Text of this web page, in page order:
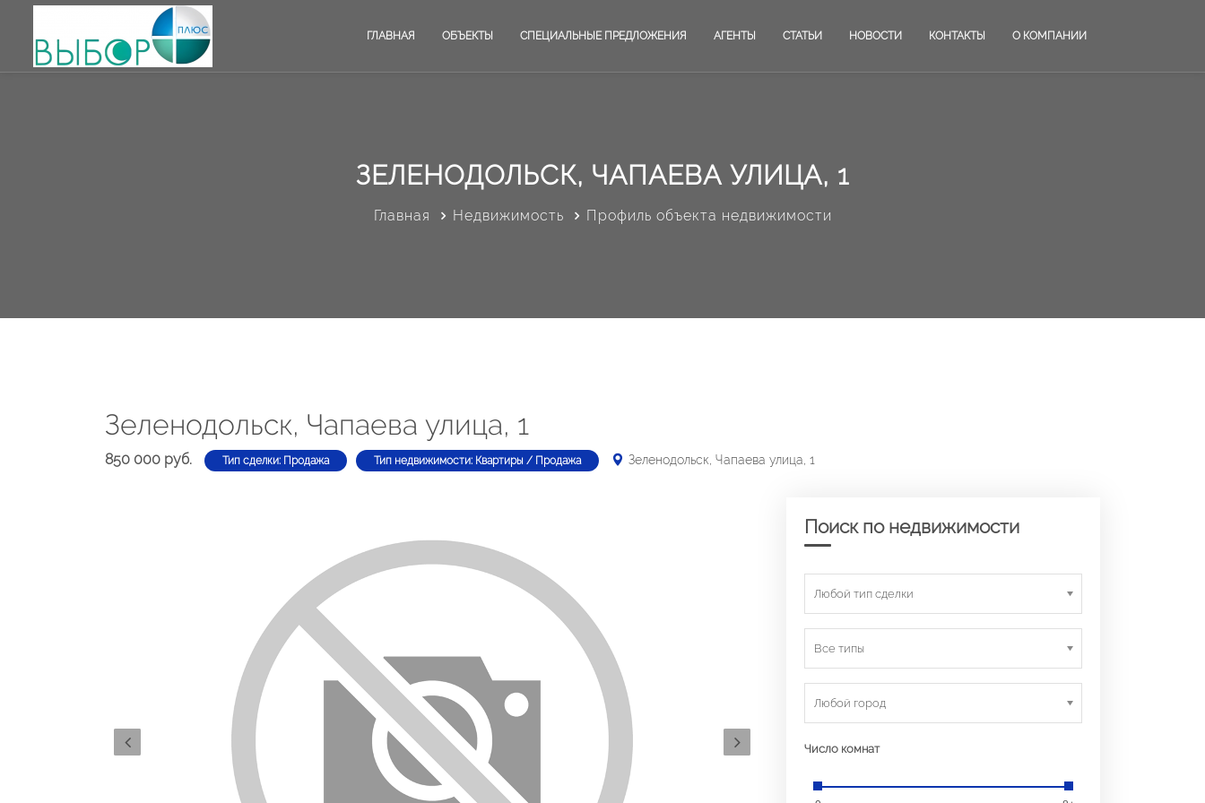
ГЛАВНАЯ ОБЪЕКТЫ СПЕЦИАЛЬНЫЕ ПРЕДЛОЖЕНИЯ АГЕНТЫ СТАТЬИ НОВОСТИ КОНТАКТЫ О КОМПАНИИ
ЗЕЛЕНОДОЛЬСК, ЧАПАЕВА УЛИЦА, 1
Главная Недвижимость Профиль объекта недвижимости
Зеленодольск, Чапаева улица, 1
850 000 руб. Тип сделки: Продажа Тип недвижимости: Квартиры / Продажа Зеленодольск, Чапаева улица, 1
Поиск по недвижимости
Любой тип сделки
Все типы
Любой город
Число комнат